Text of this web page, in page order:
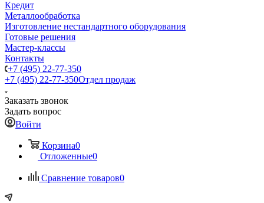
Кредит
Металлообработка
Изготовление нестандартного оборудования
Готовые решения
Мастер-классы
Контакты
+7 (495) 22-77-350
+7 (495) 22-77-350Отдел продаж
Заказать звонок
Задать вопрос
Войти
Корзина0
Отложенные0
Сравнение товаров0